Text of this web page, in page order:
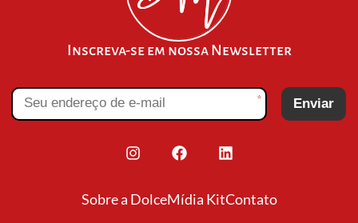
Inscreva-se em nossa Newsletter
* Enviar
Sobre a DolceMídia KitContato